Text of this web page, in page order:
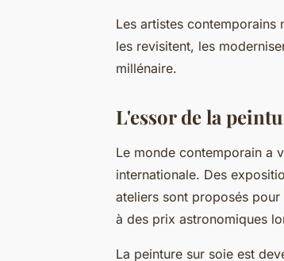
Les artistes contemporains
les revisitent, les
millénaire.
L'essor de la
Le monde contemporain a
internationale. Des
ateliers sont proposés
à des prix astronomiques
La peinture sur soie est